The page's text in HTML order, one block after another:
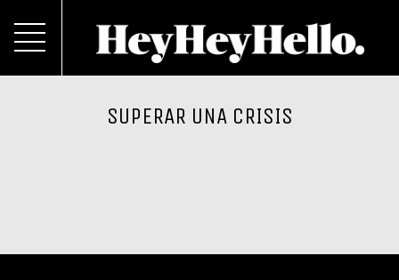
SUPERAR UNA CRISIS